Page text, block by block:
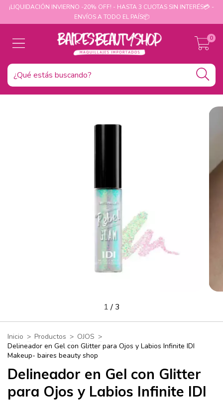
¡LIQUIDACIÓN INVIERNO -20% OFF! - HASTA 3 CUOTAS SIN INTERÉS💳 -
ENVÍOS A TODO EL PAÍS📦
0
1 / 3
Inicio > Productos > OJOS >
Delineador en Gel con Glitter para Ojos y Labios Infinite IDI
Makeup- baires beauty shop
Delineador en Gel con Glitter
para Ojos y Labios Infinite IDI